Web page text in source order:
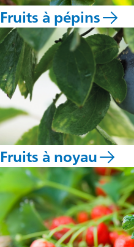
Fruits à pépins
Fruits à noyau